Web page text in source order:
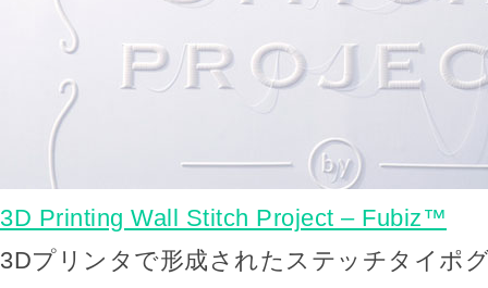
3D Printing Wall Stitch Project – Fubiz™
3Dプリンタで形成されたステッチタイポ